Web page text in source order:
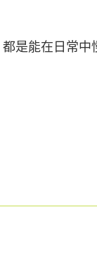
是能在日常中